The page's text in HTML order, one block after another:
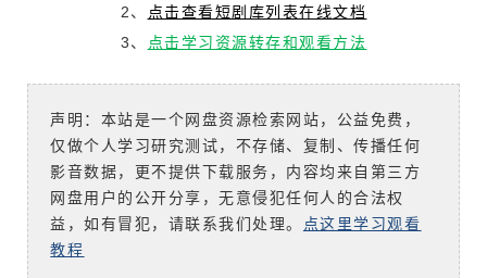
2、 点击查看短剧库列表在线文档
3、 点击学习资源转存和观看方法
声明：本站是一个网盘资源检索网站，公益免费，
仅做个人学习研究测试，不存储、复制、传播任何
影音数据，更不提供下载服务，内容均来自第三方
网盘用户的公开分享，无意侵犯任何人的合法权
益，如有冒犯，请联系我们处理。 点这里学习观看
教程